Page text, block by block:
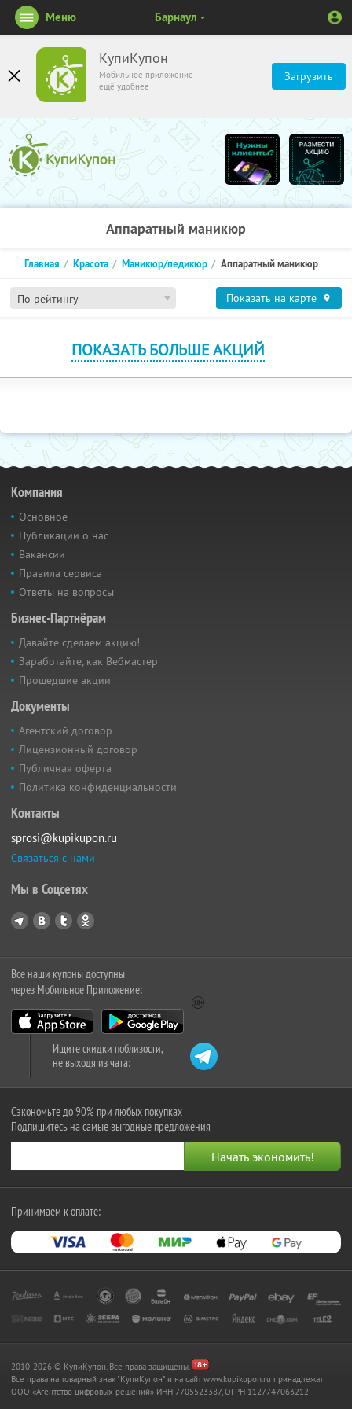
КупиКупон
Мобильное приложение
ещё удобнее
Загрузить
Меню Барнаул
Аппаратный маникюр
По рейтингу
Главная Красота Маникюр/педикюр Аппаратный маникюр
Показать на карте
ПОКАЗАТЬ БОЛЬШЕ АКЦИЙ
Компания
Основное
Публикации о нас
Вакансии
Правила сервиса
Ответы на вопросы
Бизнес-Партнёрам
Давайте сделаем акцию!
Заработайте, как Вебмастер
Прошедшие акции
Документы
Агентский договор
Лицензионный договор
Публичная оферта
Политика конфиденциальности
Контакты
sprosi@kupikupon.ru
Связаться с нами
Мы в Соцсетях
Все наши купоны доступны
через Мобильное Приложение:
Ищите скидки поблизости,
не выходя из чата:
Сэкономьте до 90% при любых покупках
Подпишитесь на самые выгодные предложения
Принимаем к оплате:
2010-2026 © КупиКупон. Все права защищены.
Все права на товарный знак "КупиКупон" и на сайт www.kupikupon.ru принадлежат
OOO «Агентство цифровых решений» ИНН 7705523387, ОГРН 1127747063212